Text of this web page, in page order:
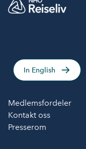
In English
Medlemsfordeler
Kontakt oss
Presserom